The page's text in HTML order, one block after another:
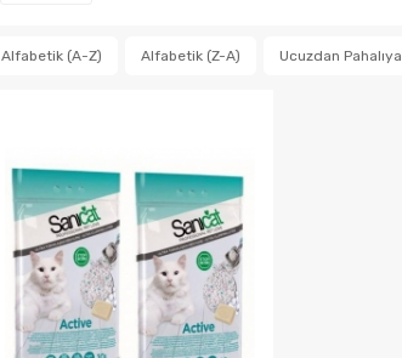
Alfabetik (A-Z) Alfabetik (Z-A) Ucuzdan Pahalıya